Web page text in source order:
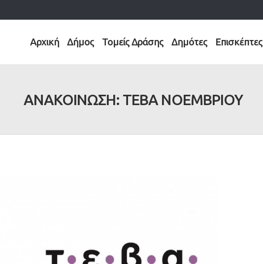
Αρχική Δήμος Τομείς Δράσης Δημότες Επισκέπτες
ΑΝΑΚΟΙΝΩΣΗ: ΤΕΒΑ ΝΟΕΜΒΡΙΟΥ